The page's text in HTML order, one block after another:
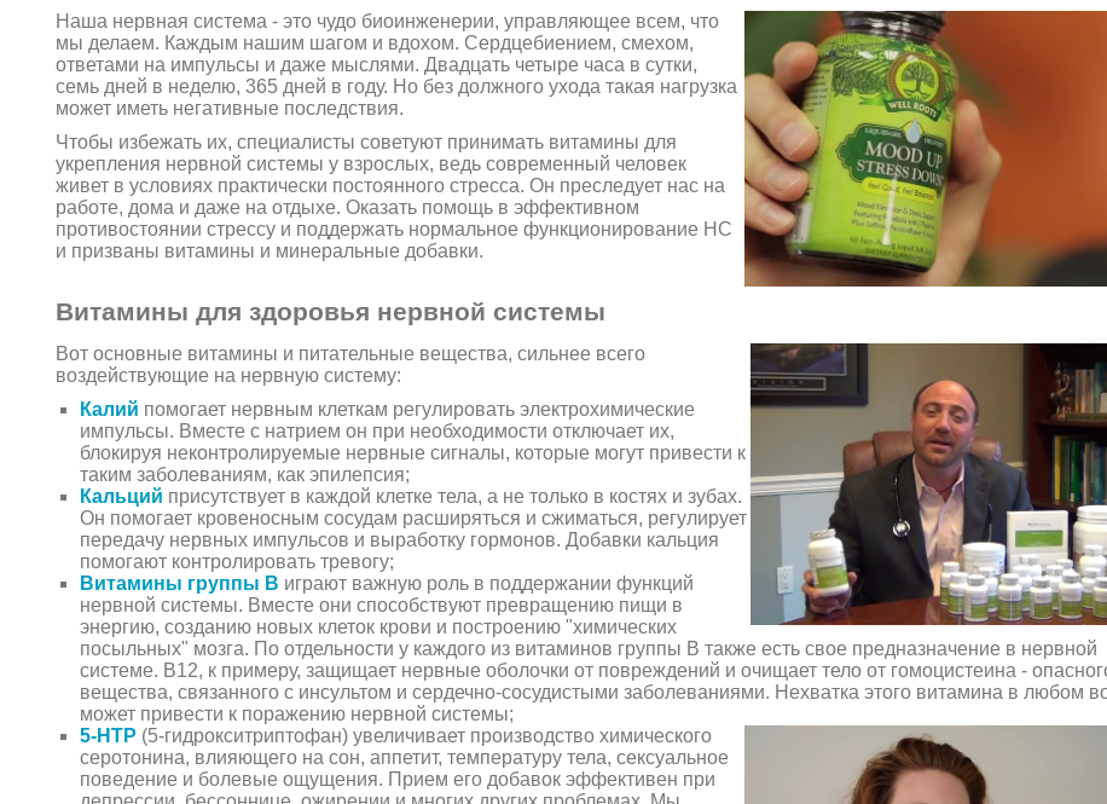
Наша нервная система - это чудо биоинженерии, управляющее всем, что
мы делаем. Каждым нашим шагом и вдохом. Сердцебиением, смехом,
ответами на импульсы и даже мыслями. Двадцать четыре часа в сутки,
семь дней в неделю, 365 дней в году. Но без должного ухода такая нагрузка
может иметь негативные последствия.
Чтобы избежать их, специалисты советуют принимать витамины для
укрепления нервной системы у взрослых, ведь современный человек
живет в условиях практически постоянного стресса. Он преследует нас на
работе, дома и даже на отдыхе. Оказать помощь в эффективном
противостоянии стрессу и поддержать нормальное функционирование НС
и призваны витамины и минеральные добавки.
Витамины для здоровья нервной системы
Вот основные витамины и питательные вещества, сильнее всего
воздействующие на нервную систему:
Калий помогает нервным клеткам регулировать электрохимические
импульсы. Вместе с натрием он при необходимости отключает их,
блокируя неконтролируемые нервные сигналы, которые могут привести к
таким заболеваниям, как эпилепсия;
Кальций присутствует в каждой клетке тела, а не только в костях и зубах.
Он помогает кровеносным сосудам расширяться и сжиматься, регулирует
передачу нервных импульсов и выработку гормонов. Добавки кальция
помогают контролировать тревогу;
Витамины группы B играют важную роль в поддержании функций
нервной системы. Вместе они способствуют превращению пищи в
энергию, созданию новых клеток крови и построению "химических
посыльных" мозга. По отдельности у каждого из витаминов группы B также есть свое предназначение в нервной
системе. B12, к примеру, защищает нервные оболочки от повреждений и очищает тело от гомоцистеина -
вещества, связанного с инсультом и сердечно-сосудистыми заболеваниями. Нехватка этого витамина в любом
может привести к поражению нервной системы;
5-НТР (5-гидрокситриптофан) увеличивает производство химического
серотонина, влияющего на сон, аппетит, температуру тела, сексуальное
поведение и болевые ощущения. Прием его добавок эффективен при